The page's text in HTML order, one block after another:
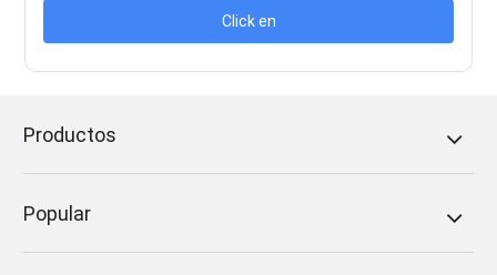
Click en
Productos
Popular